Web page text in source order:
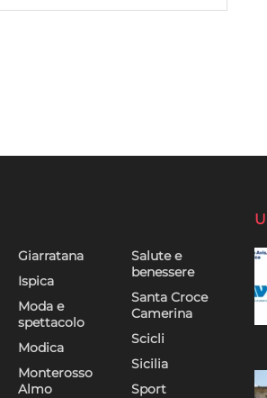
Giarratana
Ispica
Moda e
spettacolo
Modica
Monterosso
Almo
Salute e
benessere
Santa Croce
Camerina
Scicli
Sicilia
Sport